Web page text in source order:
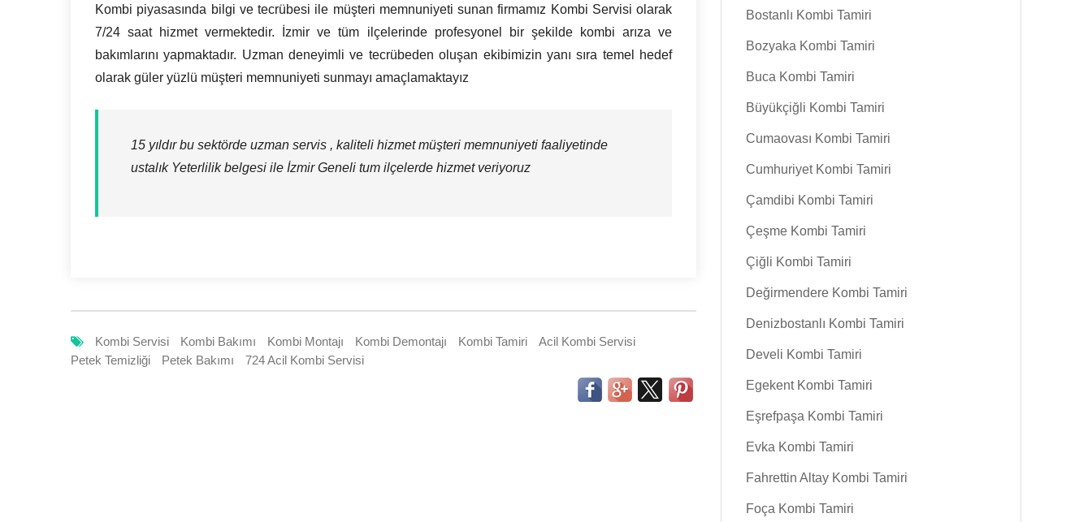
Kombi piyasasında bilgi ve tecrübesi ile müşteri memnuniyeti sunan firmamız Kombi Servisi olarak
7/24 saat hizmet vermektedir. İzmir ve tüm ilçelerinde profesyonel bir şekilde kombi arıza ve
bakımlarını yapmaktadır. Uzman deneyimli ve tecrübeden oluşan ekibimizin yanı sıra temel hedef
olarak güler yüzlü müşteri memnuniyeti sunmayı amaçlamaktayız
15 yıldır bu sektörde uzman servis , kaliteli hizmet müşteri memnuniyeti faaliyetinde
ustalık Yeterlilik belgesi ile İzmir Geneli tum ilçelerde hizmet veriyoruz
Kombi Servisi Kombi Bakımı Kombi Montajı Kombi Demontajı Kombi Tamiri
Acil Kombi Servisi
Petek Temizliği
Petek Bakımı 724 Acil Kombi Servisi
Bostanlı Kombi Tamiri
Bozyaka Kombi Tamiri
Buca Kombi Tamiri
Büyükçiğli Kombi Tamiri
Cumaovası Kombi Tamiri
Cumhuriyet Kombi Tamiri
Çamdibi Kombi Tamiri
Çeşme Kombi Tamiri
Çiğli Kombi Tamiri
Değirmendere Kombi Tamiri
Denizbostanlı Kombi Tamiri
Develi Kombi Tamiri
Egekent Kombi Tamiri
Eşrefpaşa Kombi Tamiri
Evka Kombi Tamiri
Fahrettin Altay Kombi Tamiri
Foça Kombi Tamiri